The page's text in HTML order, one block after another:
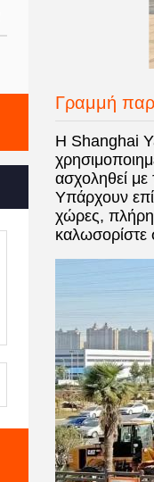
Γραμμή
Η Shanghai
ασχοληθεί με
Υπάρχουν
χώρες, πλήρη
καλωσορίστε